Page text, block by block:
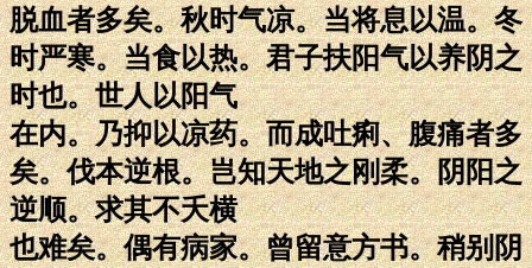
脱血者多矣。秋时气凉。当将息以温。冬
时严寒。当食以热。君子扶阳气以养阴之
时也。世人以阳气
在内。乃抑以凉药。而成吐痢、腹痛者多
矣。伐本逆根。岂知天地之刚柔。阴阳之
逆顺。求其不夭横
也难矣。偶有病家。曾留意方书。稍别阴